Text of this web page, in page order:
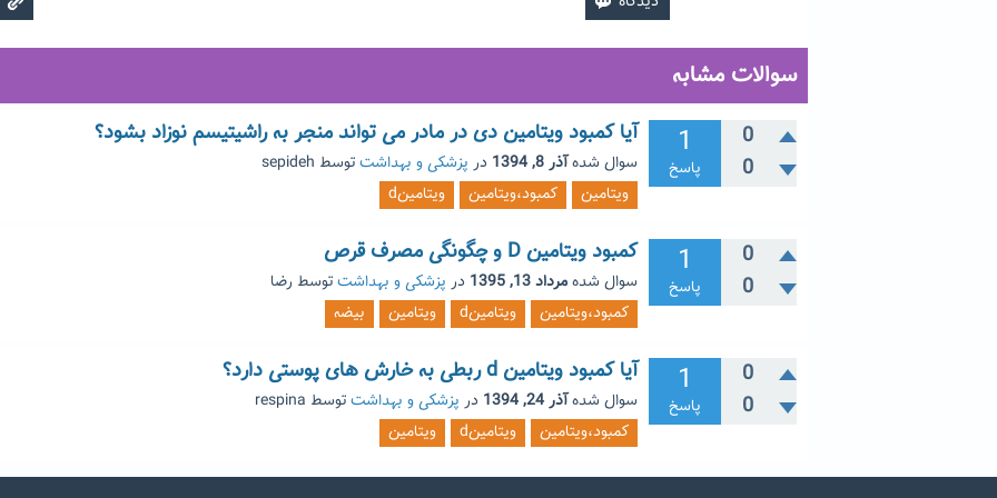
سوالات مشابه
0
0
1
پاسخ
آیا کمبود ویتامین دی در مادر می تواند منجر به راشیتیسم نوزاد بشود؟
سوال شدهآذر 8, 1394 در پزشکی و بهداشتتوسط sepideh
ویتامین
کمبود،ویتامین ویتامینd
0
0
1
پاسخ
کمبود ویتامین D و چگونگی مصرف قرص
سوال شدهمرداد 13, 1395 در پزشکی و بهداشتتوسط رضا
کمبود،ویتامین
ویتامینd ویتامین بیضه
0
0
1
پاسخ
آیا کمبود ویتامین d ربطی به خارش های پوستی دارد؟
سوال شدهآذر 24, 1394 در پزشکی و بهداشتتوسط respina
کمبود،ویتامین
ویتامینd ویتامین